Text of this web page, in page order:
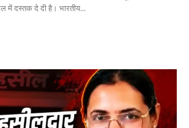
में दस्तक दे दी है। भारतीय...